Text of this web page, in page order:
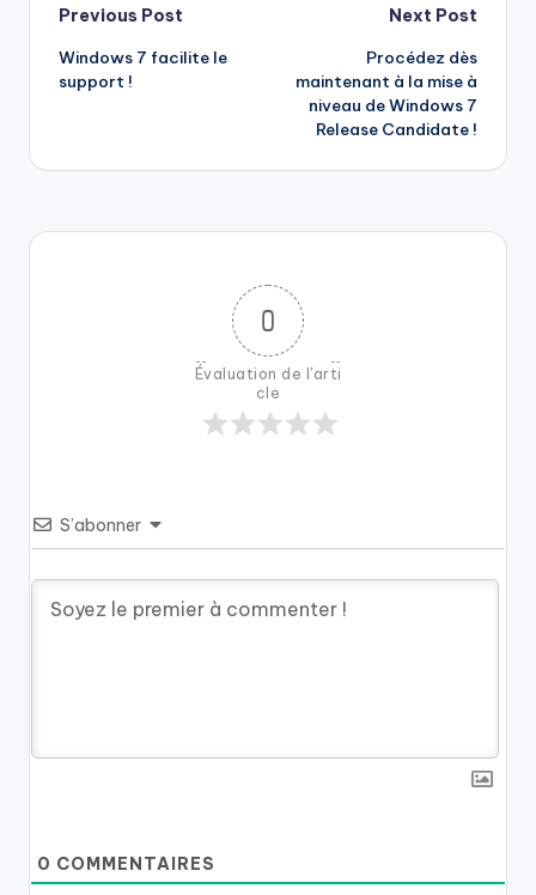
Post
navigation
Previous Post
Windows 7 facilite le
support !
Next Post
Procédez dès
maintenant à la mise à
niveau de Windows 7
Release Candidate !
0
Évaluation de l'arti
cle
S’abonner
0 COMMENTAIRES